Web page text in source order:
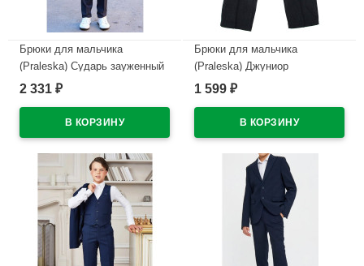
Брюки для мальчика
(Praleska) Сударь зауженный
силуэт размерный ряд 30/134-
2 331 ₽
Брюки для мальчика
(Praleska) Джуниор
зауженный силуэт размерный
1 599 ₽